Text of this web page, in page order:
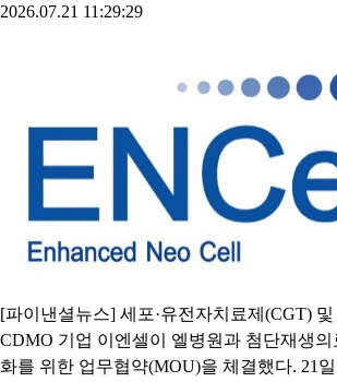
2026.07.21 11:29:29
[파이낸셜뉴스] 세포·유전자치료제(CGT)
CDMO 기업 이엔셀이 엘병원과 첨단재생
화를 위한 업무협약(MOU)을 체결했다. 21